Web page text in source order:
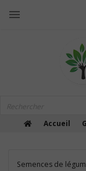
Accueil
Semences de